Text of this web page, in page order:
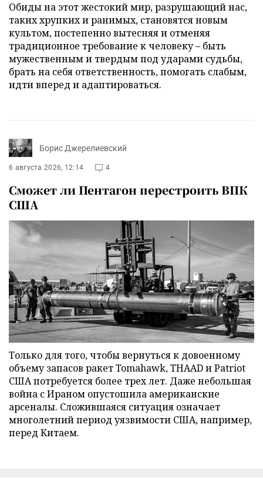
Обиды на этот жестокий мир, разрушающий нас,
таких хрупких и ранимых, становятся новым
культом, постепенно вытесняя и отменяя
традиционное требование к человеку – быть
мужественным и твердым под ударами судьбы,
брать на себя ответственность, помогать слабым,
идти вперед и адаптироваться.
Борис Джерелиевский
6 августа 2026, 12:14 4
Сможет ли Пентагон перестроить ВПК
США
Только для того, чтобы вернуться к довоенному
объему запасов ракет Tomahawk, THAAD и Patriot
США потребуется более трех лет. Даже небольшая
война с Ираном опустошила американские
арсеналы. Сложившаяся ситуация означает
многолетний период уязвимости США, например,
перед Китаем.